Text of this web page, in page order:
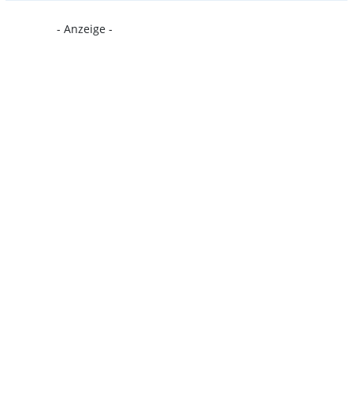
- Anzeige -